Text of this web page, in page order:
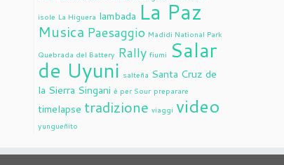
isole La Higuera lambada La Paz
Musica Paesaggio Madidi National Park
Quebrada del Battery Rally fiumi Salar
de Uyuni salteña Santa Cruz de
la Sierra Singani è per Sour preparare
timelapse tradizione viaggi video
yungueñito